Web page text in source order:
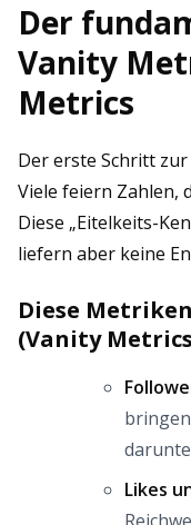
Der
Vanity
Metrics
Der erste Schritt
Viele feiern Zahlen,
Diese „Eitelkeits-
liefern aber keine
Diese
(Vanity
Likes